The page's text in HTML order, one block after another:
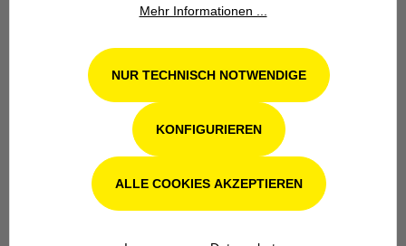
Werkstatt in Odenthal / Köln
Unsere Fachwerkstatt für Garten-, Forst-
und Landtechnik- Geräte in Odenthal bei
Köln steht Ihnen auch nach dem Kauf mit
Rat und Tat zur Seite.
Mehr Informationen ...
NUR TECHNISCH NOTWENDIGE
KONFIGURIEREN
ALLE COOKIES AKZEPTIEREN